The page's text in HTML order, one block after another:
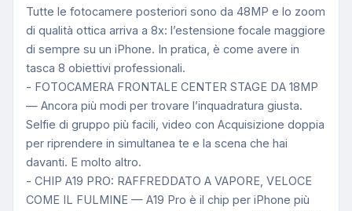
Tutte le fotocamere posteriori sono da 48MP e lo zoom
di qualità ottica arriva a 8x: l’estensione focale maggiore
di sempre su un iPhone. In pratica, è come avere in
tasca 8 obiettivi professionali.
- FOTOCAMERA FRONTALE CENTER STAGE DA 18MP
— Ancora più modi per trovare l’inquadratura giusta.
Selfie di gruppo più facili, video con Acquisizione doppia
per riprendere in simultanea te e la scena che hai
davanti. E molto altro.
- CHIP A19 PRO: RAFFREDDATO A VAPORE, VELOCE
COME IL FULMINE — A19 Pro è il chip per iPhone più